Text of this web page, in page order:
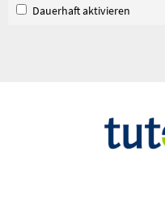
Dauerhaft aktivieren